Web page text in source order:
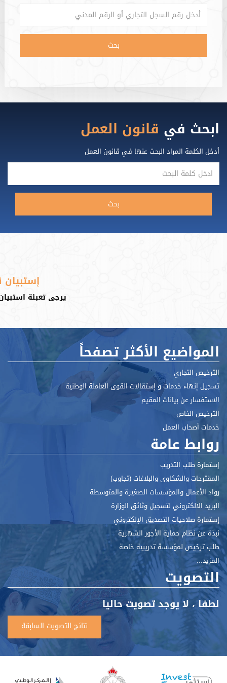
رقم السجل التجاري أو الرقم المدني
بحث
ابحث في قانون العمل
أدخل الكلمة المراد البحث عنها في قانون العمل
ادخل كلمة البحث
بحث
يرجى تعبئة
المواضيع الأكثر تصفحاً
الترخيص التجاري
تسجيل إنهاء خدمات و إستقالات القوى العاملة الوطنية
الاستفسار عن بيانات المقيم
الترخيص الخاص
خدمات أصحاب العمل
روابط عامة
إستمارة طلب التدريب
المقترحات والشكاوى والبلاغات (تجاوب)
رواد الأعمال والمؤسسات الصغيرة والمتوسطة
البريد الالكتروني لتسجيل وثائق الوزارة
إستمارة صلاحيات التصديق الإلكتروني
نبذة عن نظام حماية الأجور الشهرية
طلب ترخيص لمؤسسة تدريبية خاصة
المزيد...
التصويت
لطفا ، لا يوجد تصويت حاليا
نتائج التصويت السابقة